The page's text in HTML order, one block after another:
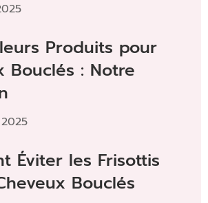
Produits pour
Bouclés : Notre
Éviter les Frisottis
Bouclés